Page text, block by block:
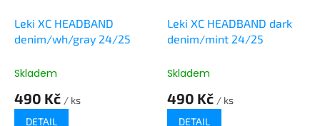
Leki XC HEADBAND
denim/wh/gray 24/25
Skladem
490 Kč / ks
DETAIL
Leki XC HEADBAND dark
denim/mint 24/25
Skladem
490 Kč / ks
DETAIL